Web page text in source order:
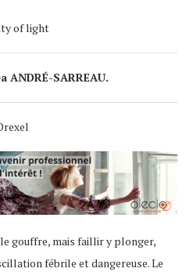
of light
ANDRÉ-SARREAU.
gouffre, mais faillir y plonger,
fébrile et dangereuse. Le